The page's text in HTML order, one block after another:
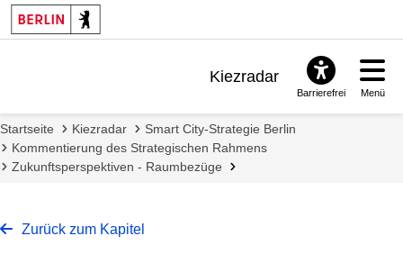
Kiezradar
FAQ & Support
Barrierefrei Menü
Startseite Kiezradar
Smart City-Strategie Berlin
Kommentierung des Strategischen Rahmens
Zukunftsperspektiven - Raumbezüge
Zurück zum Kapitel